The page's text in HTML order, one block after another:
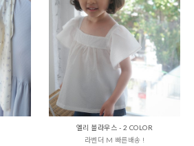
엘리 블라우스 - 2 COLOR
라벤더 M 빠른배송 !